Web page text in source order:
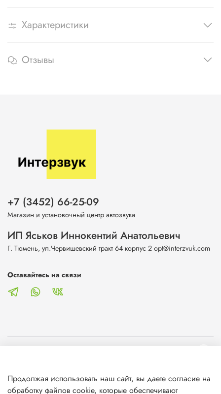
Характеристики
Отзывы
Клиентам
+7 (3452) 66-25-09
Магазин и установочный центр автозвука
ИП Яськов Иннокентий Анатольевич
Г. Тюмень, ул.Червишевский тракт 64 корпус 2 opt@interzvuk.com
Оставайтесь на связи
Продолжая использовать наш сайт, вы даете согласие на
обработку файлов cookie, которые обеспечивают